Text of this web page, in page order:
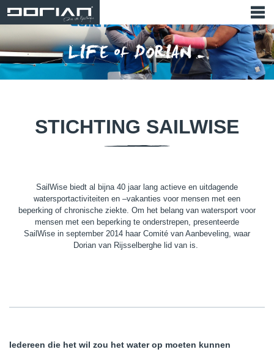
STICHTING SAILWISE
SailWise biedt al bijna 40 jaar lang actieve en uitdagende
watersportactiviteiten en –vakanties voor mensen met een
beperking of chronische ziekte. Om het belang van watersport voor
mensen met een beperking te onderstrepen, presenteerde
SailWise in september 2014 haar Comité van Aanbeveling, waar
Dorian van Rijsselberghe lid van is.
Iedereen die het wil zou het water op moeten kunnen